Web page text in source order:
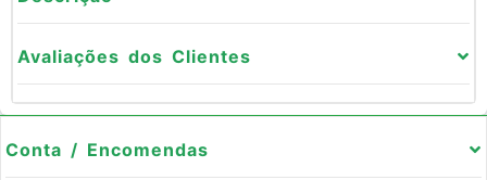
Avaliações dos Clientes
Conta / Encomendas